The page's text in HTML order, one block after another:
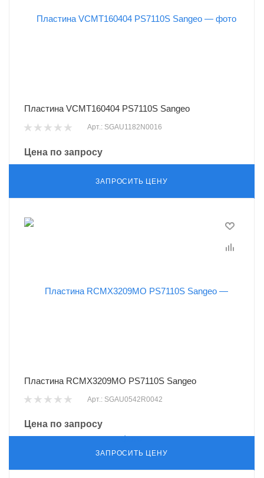
Пластина VCMT160404 PS7110S Sangeo
Арт.: SGAU1182N0016
Цена по запросу
ЗАПРОСИТЬ ЦЕНУ
Пластина RCMX3209MO PS7110S Sangeo
Арт.: SGAU0542R0042
Цена по запросу
ЗАПРОСИТЬ ЦЕНУ